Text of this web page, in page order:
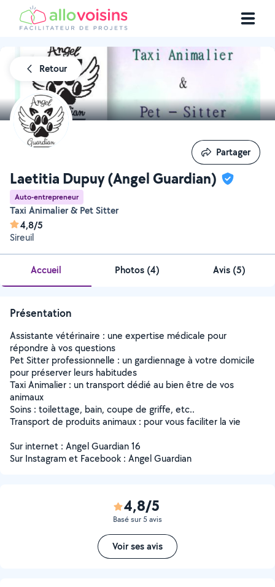
Retour
Laetitia Dupuy (Angel Guardian)
Auto-entrepreneur
Taxi Animalier & Pet Sitter
4,8/5
Sireuil
Partager
Partager
Accueil Photos (4) Avis (5)
Présentation
Assistante vétérinaire : une expertise médicale pour
répondre à vos questions
Pet Sitter professionnelle : un gardiennage à votre domicile
pour préserver leurs habitudes
Taxi Animalier : un transport dédié au bien être de vos
animaux
Soins : toilettage, bain, coupe de griffe, etc..
Transport de produits animaux : pour vous faciliter la vie
Sur internet : Angel Guardian 16
Sur Instagram et Facebook : Angel Guardian
4,8/5
Basé sur 5 avis
Voir ses avis